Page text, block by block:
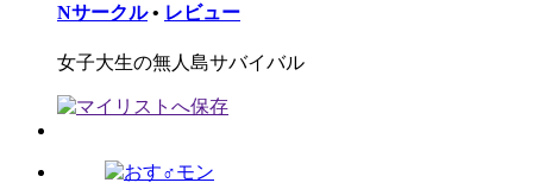
Nサークル • レビュー
女子大生の無人島サバイバル